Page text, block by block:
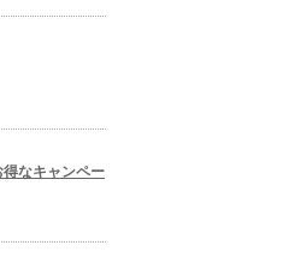
なキャンペー